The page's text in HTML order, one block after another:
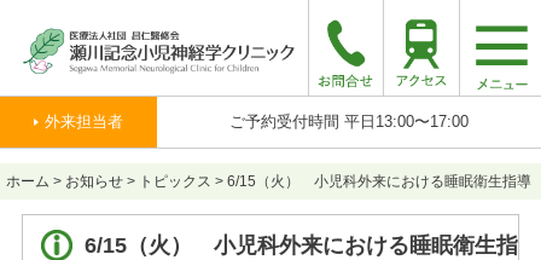
外来担当者 ご予約受付時間 平日13:00〜17:00
ホーム > お知らせ > トピックス > 6/15（火） 小児科外来における睡眠衛生指導
6/15（火）
小児科外来における睡眠衛生指